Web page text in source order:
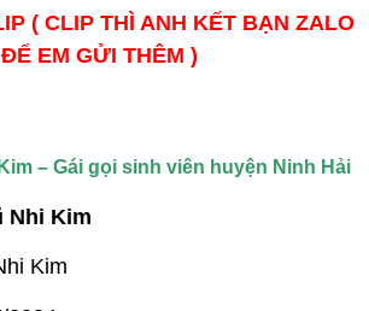
( CLIP THÌ ANH KẾT BẠN ZALO
ĐỂ EM GỬI THÊM )
– Gái gọi sinh viên huyện Ninh Hải
Nhi Kim
Kim